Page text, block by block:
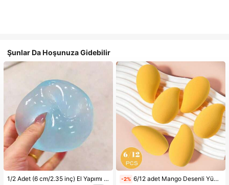
Şunlar Da Hoşunuza Gidebilir
1/2 Adet (6 cm/2.35 inç) El Yapımı Yavaş Geri Esneyen Mavi/Pembe Yumuşak Sıkma Topu, Stres Azaltıcı Oyuncak, 6 cm Yuvarlak, İdeal Tatil Hediyesi, Sevimli ve Eğlenceli Hediye, Doğum Günü Hediyesi, Paskalya Hediyesi, Cadılar Bayramı Hediyesi, Noel Hediyesi, Parti Hediyesi, Sıkma Oyuncağı, Gizemli Mantı Sıkma Oyuncağı, Tatil Partisi Hediyesi (Buz Satın Almayın, Lütfen Sipariş Vermeden Önce Görseldeki Metin ve Boyut Bilgilerini Onaylayın) -2% 6/12 adet Mango Desenli Yüksek Esneklikli Makyaj Süngeri - Lateks İçermeyen Malzeme, Yumuşak ve Cilt Dostu, Kusursuz Makyaj İçin Mükemmel, Uygun Fiyatlı, Makyaj, Oda Dekorasyonu, Makyaj Masası, Seyahat, Yatak Odası ve Daha Fazlası İçin Uygun, İdeal Makyaj Aksesuarı. Ürün Etiketleri: Makyaj Süngeri, Pudra Süngeri, Uygun Fiyatlı, Noel Hediyesi, Kozmetik, Makyaj Aletleri, Ucuz ve Kaliteli, Hediye, Kadın Hediyesi, Noel Hediyesi, Hediye Çekleri, Seyahat, Ucuz Eşyalar, Seyahat Gereçleri